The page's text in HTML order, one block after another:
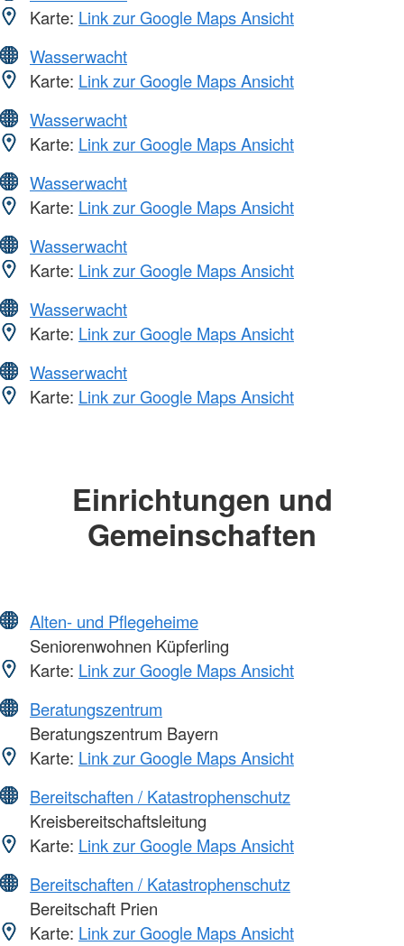
Karte: Link zur Google Maps Ansicht
Wasserwacht
Karte: Link zur Google Maps Ansicht
Wasserwacht
Karte: Link zur Google Maps Ansicht
Wasserwacht
Karte: Link zur Google Maps Ansicht
Wasserwacht
Karte: Link zur Google Maps Ansicht
Wasserwacht
Karte: Link zur Google Maps Ansicht
Wasserwacht
Karte: Link zur Google Maps Ansicht
Einrichtungen und
Gemeinschaften
Alten- und Pflegeheime
Seniorenwohnen Küpferling
Karte: Link zur Google Maps Ansicht
Beratungszentrum
Beratungszentrum Bayern
Karte: Link zur Google Maps Ansicht
Bereitschaften / Katastrophenschutz
Kreisbereitschaftsleitung
Karte: Link zur Google Maps Ansicht
Bereitschaften / Katastrophenschutz
Bereitschaft Prien
Karte: Link zur Google Maps Ansicht